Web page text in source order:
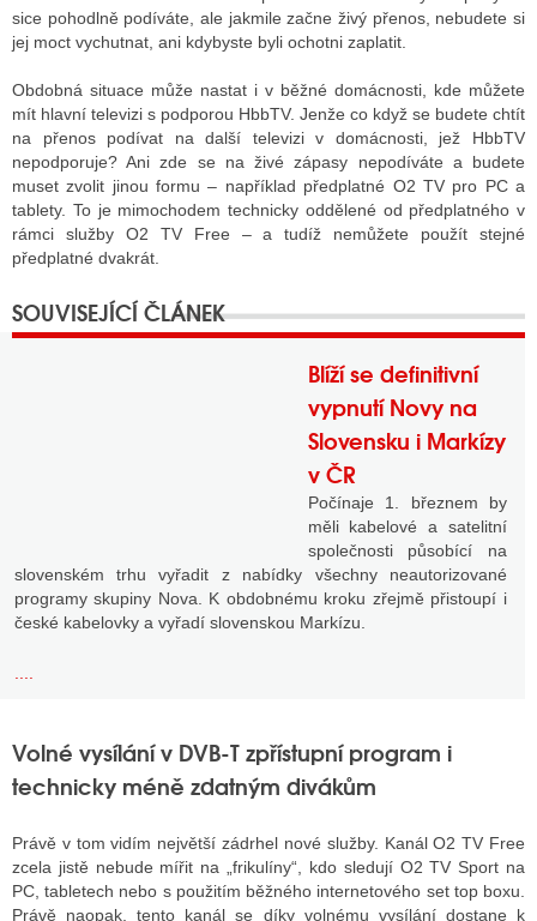
sice pohodlně podíváte, ale jakmile začne živý přenos, nebudete si
jej moct vychutnat, ani kdybyste byli ochotni zaplatit.
Obdobná situace může nastat i v běžné domácnosti, kde můžete
mít hlavní televizi s podporou HbbTV. Jenže co když se budete chtít
na přenos podívat na další televizi v domácnosti, jež HbbTV
nepodporuje? Ani zde se na živé zápasy nepodíváte a budete
muset zvolit jinou formu – například předplatné O2 TV pro PC a
tablety. To je mimochodem technicky oddělené od předplatného v
rámci služby O2 TV Free – a tudíž nemůžete použít stejné
předplatné dvakrát.
Blíží se definitivní
vypnutí Novy na
Slovensku i Markízy
v ČR
Počínaje 1. březnem by
měli kabelové a satelitní
společnosti působící na
slovenském trhu vyřadit z nabídky všechny neautorizované
programy skupiny Nova. K obdobnému kroku zřejmě přistoupí i
české kabelovky a vyřadí slovenskou Markízu.
Volné vysílání v DVB-T zpřístupní program i
technicky méně zdatným divákům
Právě v tom vidím největší zádrhel nové služby. Kanál O2 TV Free
zcela jistě nebude mířit na „frikulíny“, kdo sledují O2 TV Sport na
PC, tabletech nebo s použitím běžného internetového set top boxu.
Právě naopak, tento kanál se díky volnému vysílání dostane k